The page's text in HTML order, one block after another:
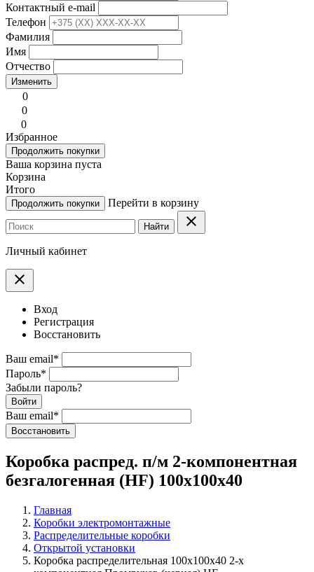
Контактный e-mail
Телефон
Фамилия
Имя
Отчество
Изменить
0
0
0
Избранное
Продолжить покупки
Ваша корзина пуста
Корзина
Итого
Продолжить покупки Перейти в корзину
Найти clear
Личный кабинет
clear
Вход
Регистрация
Восстановить
Ваш email*
Пароль*
Забыли пароль?
Войти
Ваш email*
Воcстановить
Коробка распред. п/м 2-компонентная
безгалогенная (HF) 100х100х40
Главная
Коробки электромонтажные
Распределительные коробки
Открытой установки
Коробка распределительная 100х100х40 2-х